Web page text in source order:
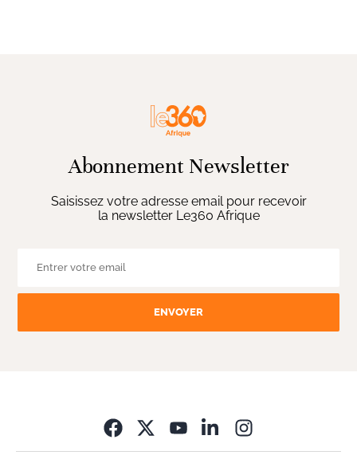
Abonnement Newsletter
Saisissez votre adresse email pour recevoir
la newsletter Le360 Afrique
ENVOYER